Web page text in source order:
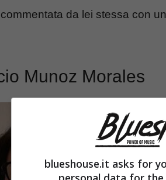
da lei stessa con
Munoz Morales
blueshouse.it asks for